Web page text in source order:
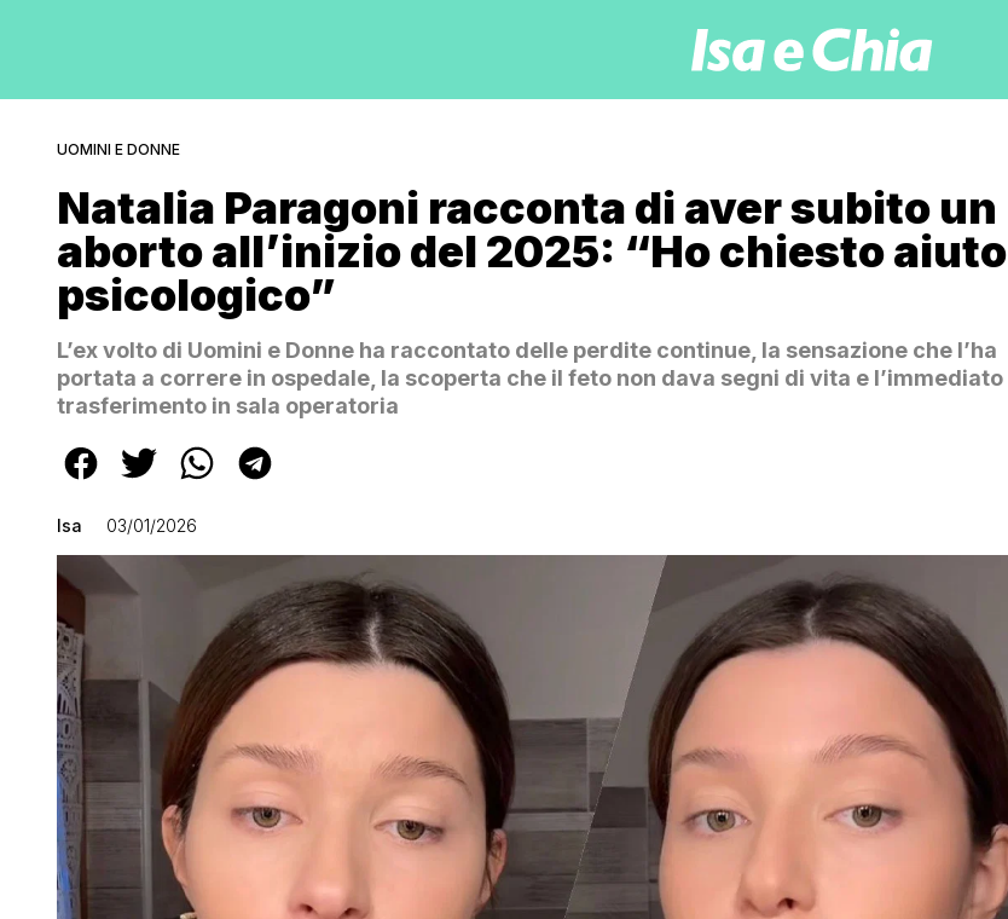
UOMINI E DONNE
Natalia Paragoni racconta di aver subito un
aborto all’inizio del 2025: “Ho chiesto aiuto
psicologico”
L’ex volto di Uomini e Donne ha raccontato delle perdite continue, la sensazione che l’ha
portata a correre in ospedale, la scoperta che il feto non dava segni di vita e l’immediato
trasferimento in sala operatoria
Isa 03/01/2026